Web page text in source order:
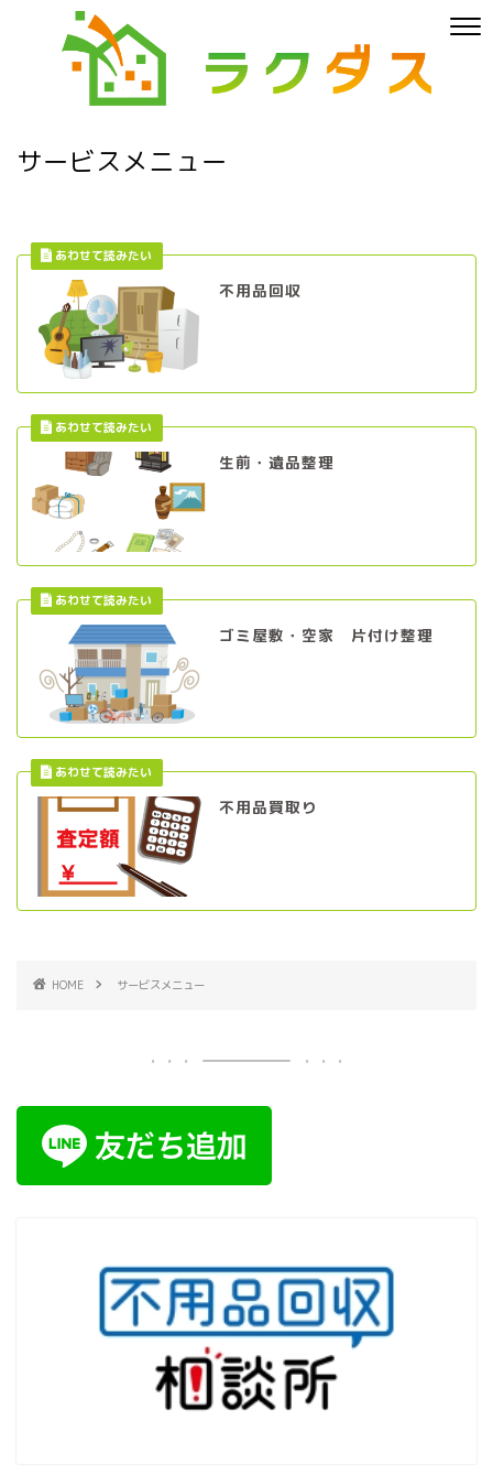
サービスメニュー
不用品回収
生前・遺品整理
ゴミ屋敷・空家 片付け整理
不用品買取り
HOME サービスメニュー